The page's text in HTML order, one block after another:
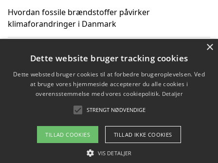
Hvordan fossile brændstoffer påvirker
klimaforandringer i Danmark
klimaændringer
Hvordan citater om fossile brændstoffer kan ændre
Copyright 2026 - Pilanto Aps
Om / kontakt
×
Dette website bruger tracking cookies
Dette websted bruger cookies til at forbedre brugeroplevelsen. Ved
at bruge vores hjemmeside accepterer du alle cookies i
overensstemmelse med vores cookiepolitik. Detaljer
STRENGT NØDVENDIGE
TILLAD COOKIES TILLAD IKKE COOKIES
VIS DETALJER